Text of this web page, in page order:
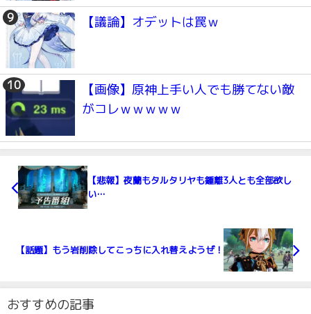
【議論】オデットは罠ｗ
【画像】原神上手い人でも勝てない敵
がコレｗｗｗｗｗ
【悲報】夜蘭もタルタリヤも鍾離3人とも全部欲し
い…
【話題】もう岩削除してこっちに入れ替えようぜ！
おすすめの記事